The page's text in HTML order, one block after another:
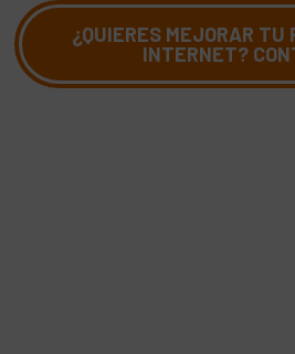
¿QUIERES MEJORAR TU
INTERNET?